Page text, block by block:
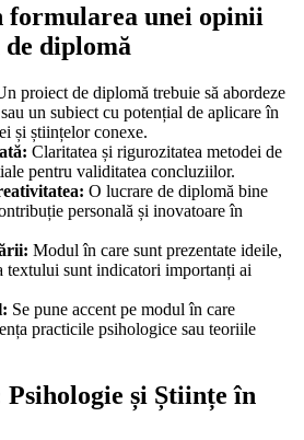
formularea unei opinii
diplomă
proiect de diplomă trebuie să abordeze
un subiect cu potențial de aplicare în
și științelor conexe.
Claritatea și rigurozitatea metodei de
pentru validitatea concluziilor.
O lucrare de diplomă bine
personală și inovatoare în
Modul în care sunt prezentate ideile,
textului sunt indicatori importanți ai
Se pune accent pe modul în care
practicile psihologice sau teoriile
și Științe în